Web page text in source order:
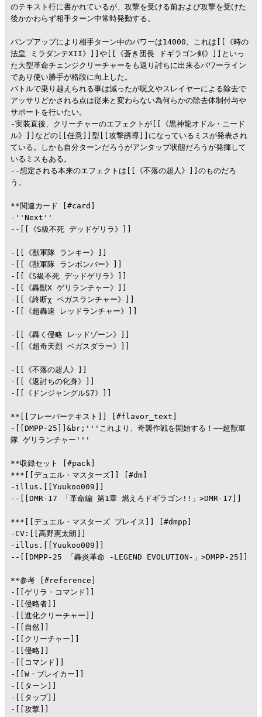
のテキスト行に書かれているが、攻撃を受ける前および攻撃を受けた
後かかわらず相手ターン中常時発動する。
パンプアップにより相手ターン中のパワーは14000。これは[[《時の
法皇 ミラダンテXII》]]や[[《蒼き団長 ドギラゴン剣》]]といっ
た大型革命チェンジクリーチャーをも返り討ちに出来るパワーライン
であり使い勝手が格段に向上した。
バトルで乗り越えられる事は減ったが呪文やスレイヤーによる除去で
アッサリどかされる点は従来と変わらない為何らかの除去体制付与や
サポートを行いたい。
-実装直後、クリーチャーのエフェクトが[[《黒神龍オドル・ニード
ル》]]などの[[任意]]型[[攻撃誘導]]になっているミスが発表され
ている。しかも自分ターンだろうがアンタップ状態だろうが発揮して
いるミスもある。
--想定される本来のエフェクトは[[《不落の超人》]]のものだろ
う。
**関連カード [#card]
-''Next''
--[[《S級不死 デッドゲリラ》]]
-[[《獣軍隊 ランキー》]]
-[[《獣軍隊 ランボンバー》]]
-[[《S級不死 デッドゲリラ》]]
-[[《轟獣X ゲリランチャー》]]
-[[《終断χ ベガスランチャー》]]
-[[《超轟速 レッドランチャー》]]
-[[《轟く侵略 レッドゾーン》]]
-[[《超奇天烈 ベガスダラー》]]
-[[《不落の超人》]]
-[[《返討ちの化身》]]
-[[《ドンジャングルS7》]]
**[[フレーバーテキスト]] [#flavor_text]
-[[DMPP-25]]&br;'''これより、奇襲作戦を開始する！――超獣軍
隊 ゲリランチャー'''
**収録セット [#pack]
***[[デュエル・マスターズ]] [#dm]
-illus.[[Yuukoo009]]
--[[DMR-17 「革命編 第1章 燃えろドギラゴン!!」>DMR-17]]
***[[デュエル・マスターズ プレイス]] [#dmpp]
-CV:[[高野憲太朗]]
-illus.[[Yuukoo009]]
--[[DMPP-25 「轟炎革命 -LEGEND EVOLUTION-」>DMPP-25]]
**参考 [#reference]
-[[ゲリラ・コマンド]]
-[[侵略者]]
-[[進化クリーチャー]]
-[[自然]]
-[[クリーチャー]]
-[[侵略]]
-[[コマンド]]
-[[W・ブレイカー]]
-[[ターン]]
-[[タップ]]
-[[攻撃]]